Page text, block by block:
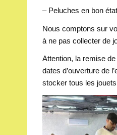
– Peluches en bon
Nous comptons sur
à ne pas collecter de
Attention, la remise
dates d’ouverture de
stocker tous les